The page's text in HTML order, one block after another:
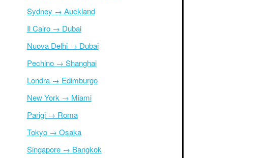
Sydney → Auckland
Il Cairo → Dubai
Nuova Delhi → Dubai
Pechino → Shanghai
Londra → Edimburgo
New York → Miami
Parigi → Roma
Tokyo → Osaka
Singapore → Bangkok